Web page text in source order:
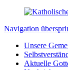
Navigation
Unsere
Aktuelle